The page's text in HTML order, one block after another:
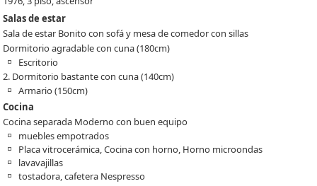
Salas de estar
Sala de estar Bonito con sofá y mesa de comedor con sillas
Dormitorio agradable con cuna (180cm)
Escritorio
2. Dormitorio bastante con cuna (140cm)
Armario (150cm)
Cocina
Cocina separada Moderno con buen equipo
muebles empotrados
Placa vitrocerámica, Cocina con horno, Horno microondas
lavavajillas
tostadora, cafetera Nespresso